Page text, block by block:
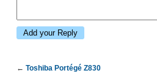
← Toshiba Portégé Z830